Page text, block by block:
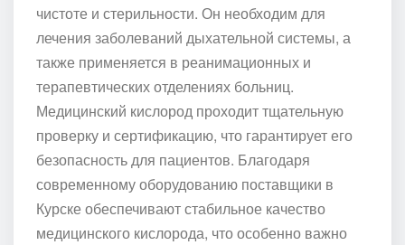
чистоте и стерильности. Он необходим для
лечения заболеваний дыхательной системы, а
также применяется в реанимационных и
терапевтических отделениях больниц.
Медицинский кислород проходит тщательную
проверку и сертификацию, что гарантирует его
безопасность для пациентов. Благодаря
современному оборудованию поставщики в
Курске обеспечивают стабильное качество
медицинского кислорода, что особенно важно